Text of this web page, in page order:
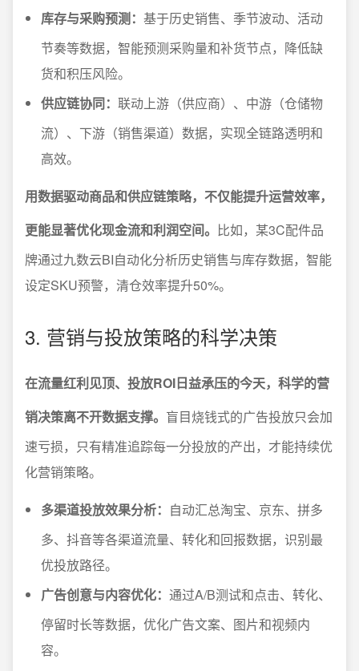
库存与采购预测： 基于历史销售、季节波动、活动
节奏等数据，智能预测采购量和补货节点，降低缺
货和积压风险。
供应链协同： 联动上游（供应商）、中游（仓储物
流）、下游（销售渠道）数据，实现全链路透明和
高效。
用数据驱动商品和供应链策略，不仅能提升运营效率，
更能显著优化现金流和利润空间。 比如，某3C配件品
牌通过九数云BI自动化分析历史销售与库存数据，智能
设定SKU预警，清仓效率提升50%。
3. 营销与投放策略的科学决策
在流量红利见顶、投放ROI日益承压的今天，科学的营
销决策离不开数据支撑。 盲目烧钱式的广告投放只会加
速亏损，只有精准追踪每一分投放的产出，才能持续优
化营销策略。
多渠道投放效果分析： 自动汇总淘宝、京东、拼多
多、抖音等各渠道流量、转化和回报数据，识别最
优投放路径。
广告创意与内容优化： 通过A/B测试和点击、转化、
停留时长等数据，优化广告文案、图片和视频内
容。